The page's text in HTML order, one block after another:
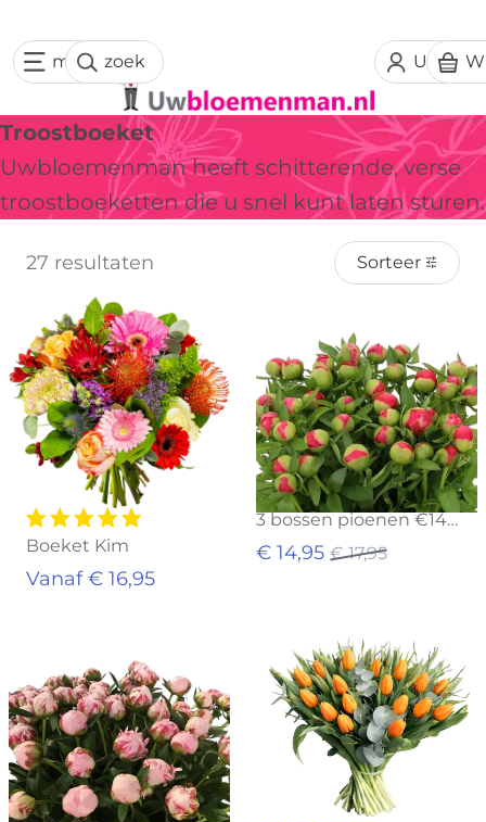
Uw
menuzoek
Troostboeket
Uwbloemenman heeft schitterende, verse
troostboeketten die u snel kunt laten sturen.
27 resultaten Sorteer
Boeket Kim
Vanaf € 16,95
3 bossen pioenen €14,95
€ 14,95 € 17,95
Uitverkocht